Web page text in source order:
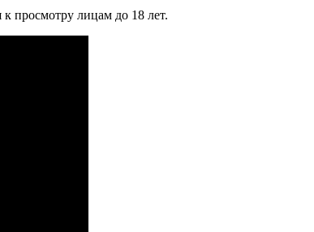
просмотру лицам до 18 лет.